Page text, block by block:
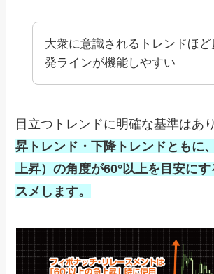
大衆に意識されるトレンドほど
発ラインが機能しやすい
目立つトレンドに明確な基準はあ
昇トレンド・下降トレンドともに
上昇）の角度が60°以上を目安に
スメします。